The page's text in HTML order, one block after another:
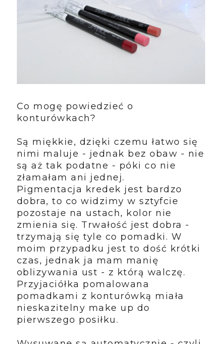
Co mogę powiedzieć o
konturówkach?
Są miękkie, dzięki czemu łatwo się
nimi maluje - jednak bez obaw - nie
są aż tak podatne - póki co nie
złamałam ani jednej.
Pigmentacja kredek jest bardzo
dobra, to co widzimy w sztyfcie
pozostaje na ustach, kolor nie
zmienia się. Trwałość jest dobra -
trzymają się tyle co pomadki. W
moim przypadku jest to dość krótki
czas, jednak ja mam manię
oblizywania ust - z którą walczę.
Przyjaciółka pomalowana
pomadkami z konturówką miała
nieskazitelny make up do
pierwszego posiłku.